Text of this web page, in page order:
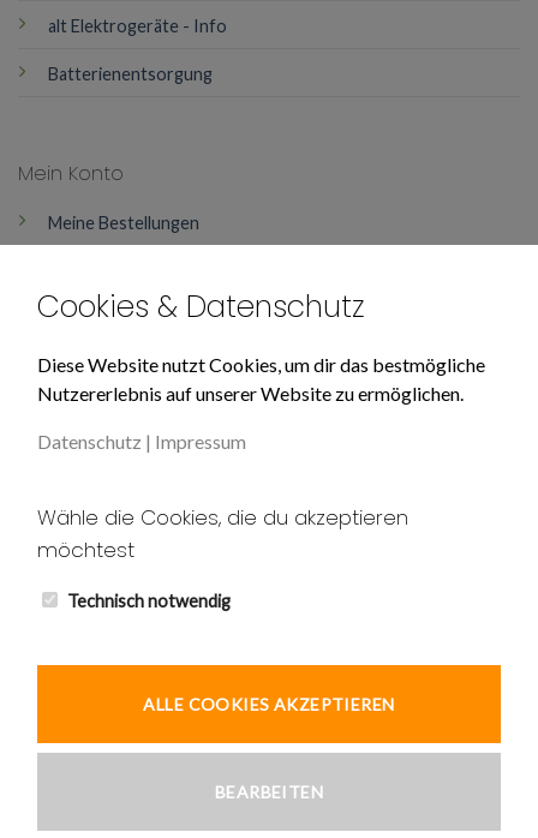
Mein Konto
Meine Bestellungen
Über Uns
Impressum
Datenschutz
Widerruf
Kontakt
alt Elektrogeräte - Info
Batterienentsorgung
Cookies & Datenschutz
Diese Website nutzt Cookies, um dir das bestmögliche
Nutzererlebnis auf unserer Website zu ermöglichen.
Datenschutz | Impressum
Wähle die Cookies, die du akzeptieren
möchtest
Technisch notwendig
ALLE COOKIES AKZEPTIEREN
BEARBEITEN